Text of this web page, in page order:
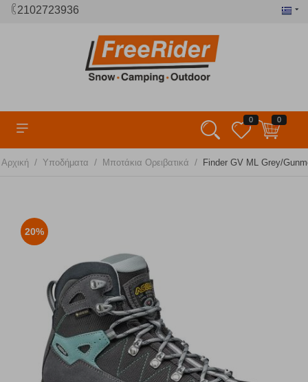
2102723936
0 0
Αρχική / Υποδήματα / Μποτάκια Ορειβατικά / Finder GV ML Grey/
20%